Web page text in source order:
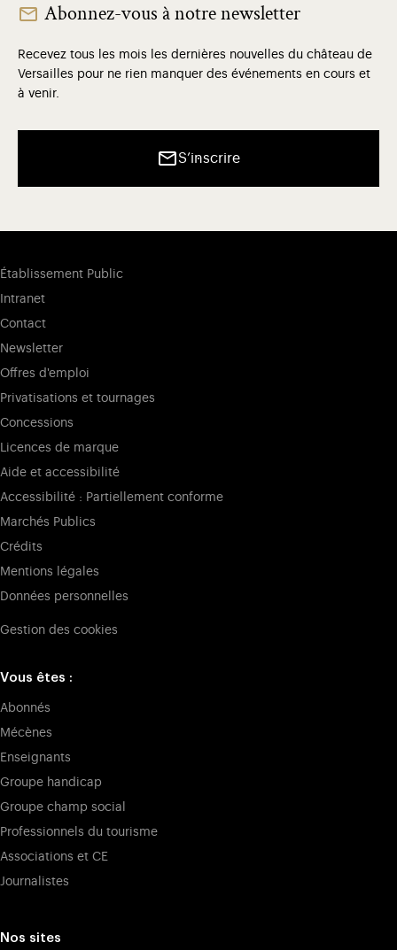
Abonnez-vous à notre newsletter
Recevez tous les mois les dernières nouvelles du château de
Versailles pour ne rien manquer des événements en cours et
à venir.
S’inscrire
Établissement Public
Intranet
Contact
Newsletter
Offres d'emploi
Privatisations et tournages
Concessions
Licences de marque
Aide et accessibilité
Accessibilité : Partiellement conforme
Marchés Publics
Crédits
Mentions légales
Données personnelles
Gestion des cookies
Vous êtes :
Abonnés
Mécènes
Enseignants
Groupe handicap
Groupe champ social
Professionnels du tourisme
Associations et CE
Journalistes
Nos sites